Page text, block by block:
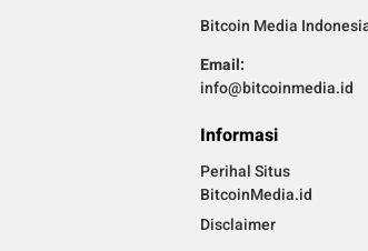
Bitcoin Media
Email:
info@bitcoinmedia.id
Informasi
Perihal Situs
BitcoinMedia.id
Disclaimer